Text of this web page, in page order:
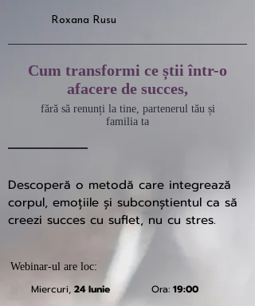
Roxana Rusu
Cum transformi ce știi într-o
afacere de succes,
fără să renunți la tine, partenerul tău și
familia ta
Descoperă o metodă care integrează
corpul, emoțiile și subconștientul ca să
creezi succes cu suflet, nu cu stres.
Webinar-ul are loc:
Miercuri, 24 Iunie Ora: 19:00